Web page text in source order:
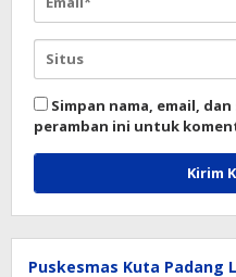
Simpan nama, email,
peramban ini untuk
Puskesmas Kuta Padang